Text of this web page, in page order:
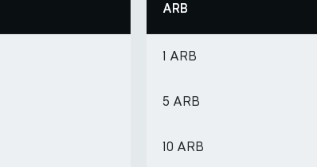
ARB
1 ARB
5 ARB
10 ARB